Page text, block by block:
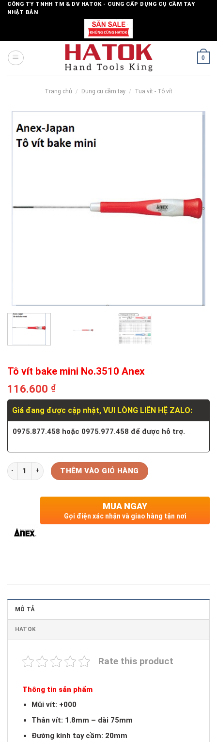
SkipCÔNG TY TNHH TM & DV HATOK - CUNG CẤP DỤNG CỤ CẦM TAY
NHẬT BẢN
0
Trang chủ / Dụng cụ cầm tay / Tua vít - Tô vít
Tô vít bake mini No.3510 Anex
116.600 ₫
Giá đang được cập nhật, VUI LÒNG LIÊN HỆ ZALO:
0975.877.458 hoặc 0975.977.458 để được hỗ trợ.
Số lượng THÊM VÀO GIỎ HÀNG
MUA NGAY
Gọi điện xác nhận và giao hàng tận nơi
MÔ TẢ
HATOK
Rate this product
Thông tin sản phẩm
Mũi vít: +000
Thân vít: 1.8mm – dài 75mm
Đường kính tay cầm: 20mm